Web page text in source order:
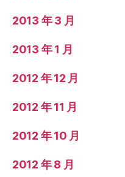
2013 年 3 月
2013 年 1 月
2012 年 12 月
2012 年 11 月
2012 年 10 月
2012 年 8 月